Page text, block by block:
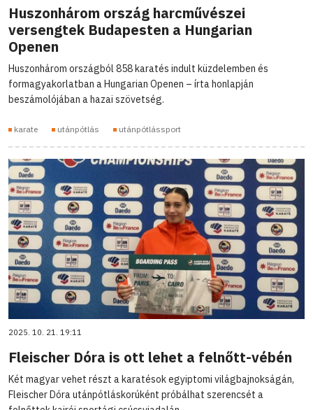
Huszonhárom ország harcművészei
versengtek Budapesten a Hungarian
Openen
Huszonhárom országból 858 karatés indult küzdelemben és
formagyakorlatban a Hungarian Openen – írta honlapján
beszámolójában a hazai szövetség.
karate utánpótlás utánpótlássport
2025. 10. 21. 19:11
Fleischer Dóra is ott lehet a felnőtt-vébén
Két magyar vehet részt a karatésok egyiptomi világbajnokságán,
Fleischer Dóra utánpótláskorúként próbálhat szerencsét a